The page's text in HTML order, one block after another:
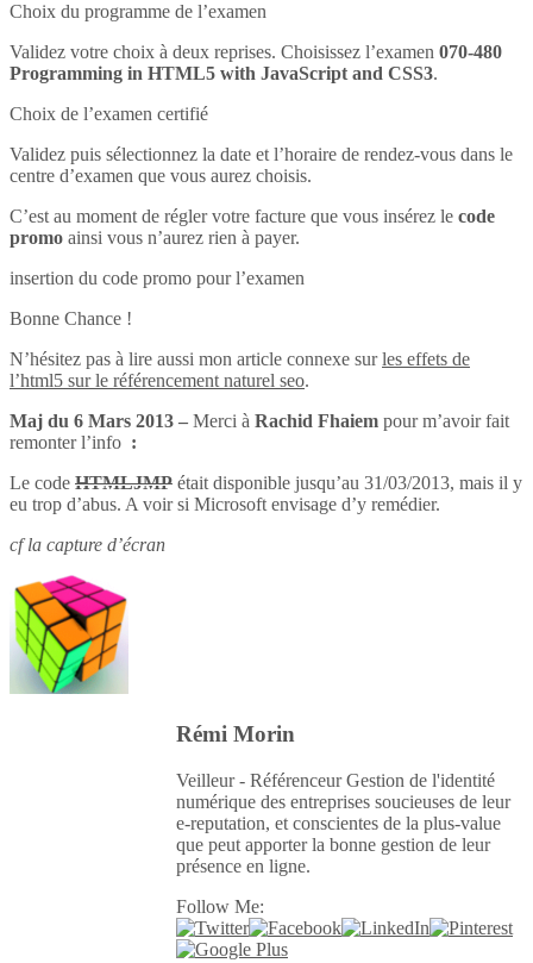
Choix du programme de l’examen
Validez votre choix à deux reprises. Choisissez l’examen 070-480
Programming in HTML5 with JavaScript and CSS3.
Choix de l’examen certifié
Validez puis sélectionnez la date et l’horaire de rendez-vous dans le
centre d’examen que vous aurez choisis.
C’est au moment de régler votre facture que vous insérez le code
promo ainsi vous n’aurez rien à payer.
insertion du code promo pour l’examen
Bonne Chance !
N’hésitez pas à lire aussi mon article connexe surles effets de
l’html5 sur le référencement naturel seo.
Maj du 6 Mars 2013 – Merci à Rachid Fhaiem pour m’avoir fait
remonter l’info :
Le code HTMLJMP était disponible jusqu’au 31/03/2013, mais il y
eu trop d’abus. A voir si Microsoft envisage d’y remédier.
cf la capture d’écran
Rémi Morin
Veilleur - Référenceur Gestion de l'identité
numérique des entreprises soucieuses de leur
e-reputation, et conscientes de la plus-value
que peut apporter la bonne gestion de leur
présence en ligne.
Follow Me: